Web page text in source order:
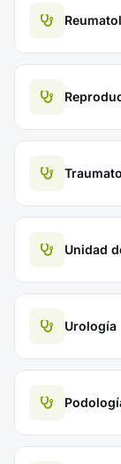
Unidad
Urología